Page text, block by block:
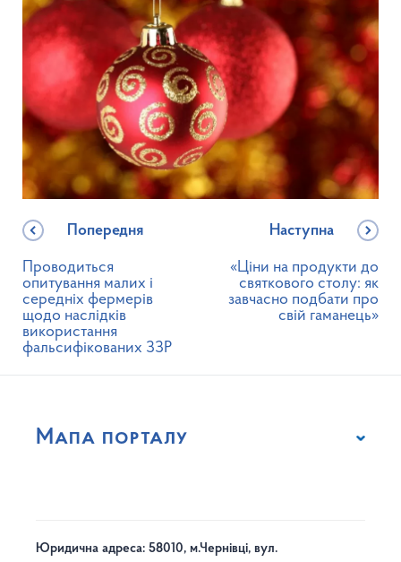
Попередня
Проводиться
опитування малих і
середніх фермерів
щодо наслідків
використання
фальсифікованих ЗЗР
Наступна
«Ціни на продукти до
святкового столу: як
завчасно подбати про
свій гаманець»
Мапа порталу
Юридична адреса: 58010, м.Чернівці, вул.